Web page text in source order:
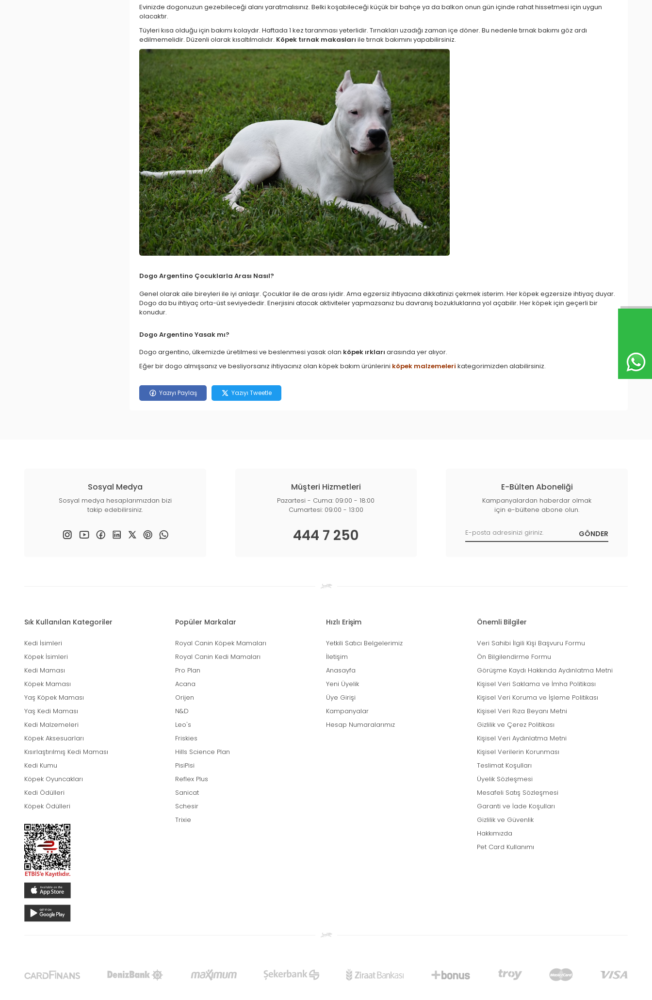
Evinizde dogonuzun gezebileceği alanı yaratmalısınız. Belki koşabileceği küçük bir bahçe ya da balkon onun gün içinde rahat hissetmesi için uygun
olacaktır.
Tüyleri kısa olduğu için bakımı kolaydır. Haftada 1 kez taranması yeterlidir. Tırnakları uzadığı zaman içe döner. Bu nedenle tırnak bakımı göz ardı
edilmemelidir. Düzenli olarak kısaltılmalıdır. Köpek tırnak makasları ile tırnak bakımını yapabilirsiniz.
Dogo Argentino Çocuklarla Arası Nasıl?
Genel olarak aile bireyleri ile iyi anlaşır. Çocuklar ile de arası iyidir. Ama egzersiz ihtiyacına dikkatinizi çekmek isterim. Her köpek egzersize ihtiyaç duyar.
Dogo da bu ihtiyaç orta-üst seviyededir. Enerjisini atacak aktiviteler yapmazsanız bu davranış bozukluklarına yol açabilir. Her köpek için geçerli bir
konudur.
Dogo Argentino Yasak mı?
Dogo argentino, ülkemizde üretilmesi ve beslenmesi yasak olan köpek ırkları arasında yer alıyor.
Eğer bir dogo almışsanız ve besliyorsanız ihtiyacınız olan köpek bakım ürünlerini köpek malzemeleri kategorimizden alabilirsiniz.
Yazıyı Paylaş Yazıyı Tweetle
Sosyal Medya
Sosyal medya hesaplarımızdan bizi
takip edebilirsiniz.
Müşteri Hizmetleri
Pazartesi - Cuma: 09:00 - 18:00
Cumartesi: 09:00 - 13:00
444 7 250
E-Bülten Aboneliği
Kampanyalardan haberdar olmak
için e-bültene abone olun.
Sık Kullanılan Kategoriler
Kedi İsimleri
Köpek İsimleri
Kedi Maması
Köpek Maması
Yaş Köpek Maması
Yaş Kedi Maması
Kedi Malzemeleri
Köpek Aksesuarları
Kısırlaştırılmış Kedi Maması
Kedi Kumu
Köpek Oyuncakları
Kedi Ödülleri
Köpek Ödülleri
Popüler Markalar
Royal Canin Köpek Mamaları
Royal Canin Kedi Mamaları
Pro Plan
Acana
Orijen
N&D
Leo's
Friskies
Hills Science Plan
PisiPisi
Reflex Plus
Sanicat
Schesir
Trixie
Hızlı Erişim
Yetkili Satıcı Belgelerimiz
İletişim
Anasayfa
Yeni Üyelik
Üye Girişi
Kampanyalar
Hesap Numaralarımız
Önemli Bilgiler
Veri Sahibi İlgili Kişi Başvuru Formu
Ön Bilgilendirme Formu
Görüşme Kaydı Hakkında Aydınlatma Metni
Kişisel Veri Saklama ve İmha Politikası
Kişisel Veri Koruma ve İşleme Politikası
Kişisel Veri Rıza Beyanı Metni
Gizlilik ve Çerez Politikası
Kişisel Veri Aydınlatma Metni
Kişisel Verilerin Korunması
Teslimat Koşulları
Üyelik Sözleşmesi
Mesafeli Satış Sözleşmesi
Garanti ve İade Koşulları
Gizlilik ve Güvenlik
Hakkımızda
Pet Card Kullanımı